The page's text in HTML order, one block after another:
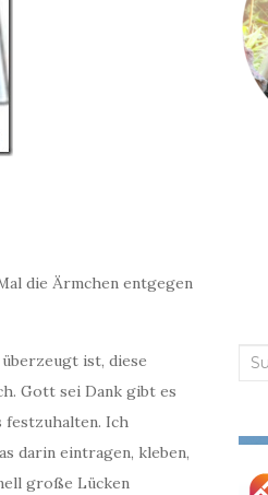
die Ärmchen entgegen
ist, diese
Gott sei Dank gibt es
festzuhalten. Ich
darin eintragen, kleben,
große Lücken